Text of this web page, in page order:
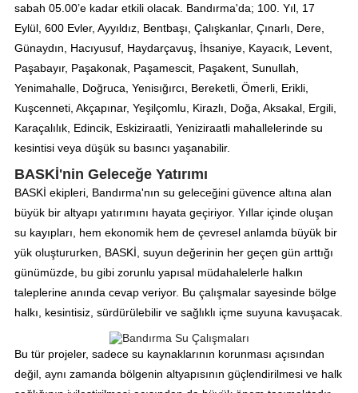
sabah 05.00’e kadar etkili olacak. Bandırma'da; 100. Yıl, 17
Eylül, 600 Evler, Ayyıldız, Bentbaşı, Çalışkanlar, Çınarlı, Dere,
Günaydın, Hacıyusuf, Haydarçavuş, İhsaniye, Kayacık, Levent,
Paşabayır, Paşakonak, Paşamescit, Paşakent, Sunullah,
Yenimahalle, Doğruca, Yenisığırcı, Bereketli, Ömerli, Erikli,
Kuşcenneti, Akçapınar, Yeşilçomlu, Kirazlı, Doğa, Aksakal, Ergili,
Karaçalılık, Edincik, Eskiziraatli, Yeniziraatli mahallelerinde su
kesintisi veya düşük su basıncı yaşanabilir.
BASKİ'nin Geleceğe Yatırımı
BASKİ ekipleri, Bandırma'nın su geleceğini güvence altına alan
büyük bir altyapı yatırımını hayata geçiriyor. Yıllar içinde oluşan
su kayıpları, hem ekonomik hem de çevresel anlamda büyük bir
yük oluştururken, BASKİ, suyun değerinin her geçen gün arttığı
günümüzde, bu gibi zorunlu yapısal müdahalelerle halkın
taleplerine anında cevap veriyor. Bu çalışmalar sayesinde bölge
halkı, kesintisiz, sürdürülebilir ve sağlıklı içme suyuna kavuşacak.
Bu tür projeler, sadece su kaynaklarının korunması açısından
değil, aynı zamanda bölgenin altyapısının güçlendirilmesi ve halk